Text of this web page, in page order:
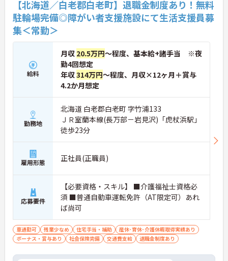
【北海道／白老郡白老町】退職金制度あり！無料
駐輪場完備◎障がい者支援施設にて生活支援員募
集＜常勤＞
給料
月収 20.5万円～程度、基本給+諸手当 ※夜
勤4回想定
年収314万円～程度、月収×12ヶ月＋賞与
4.2か月想定
勤務地
北海道 白老郡白老町 字竹浦133
ＪＲ室蘭本線(長万部－岩見沢)「虎杖浜駅」
徒歩23分
雇用形態 正社員(正職員)
応募要件
【必要資格・スキル】 ■介護福祉士資格必
須 ■普通自動車運転免許（AT限定可）あれ
ば尚可
車通勤可 残業少なめ 住宅手当・補助
産休･育休･介護休暇取得実績あり
ボーナス・賞与あり
社会保険完備 交通費支給 退職金制度あり